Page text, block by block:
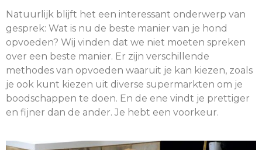
Natuurlijk blijft het een interessant onderwerp van
gesprek: Wat is nu de beste manier van je hond
opvoeden? Wij vinden dat we niet moeten spreken
over een beste manier. Er zijn verschillende
methodes van opvoeden waaruit je kan kiezen, zoals
je ook kunt kiezen uit diverse supermarkten om je
boodschappen te doen. En de ene vindt je prettiger
en fijner dan de ander. Je hebt een voorkeur.